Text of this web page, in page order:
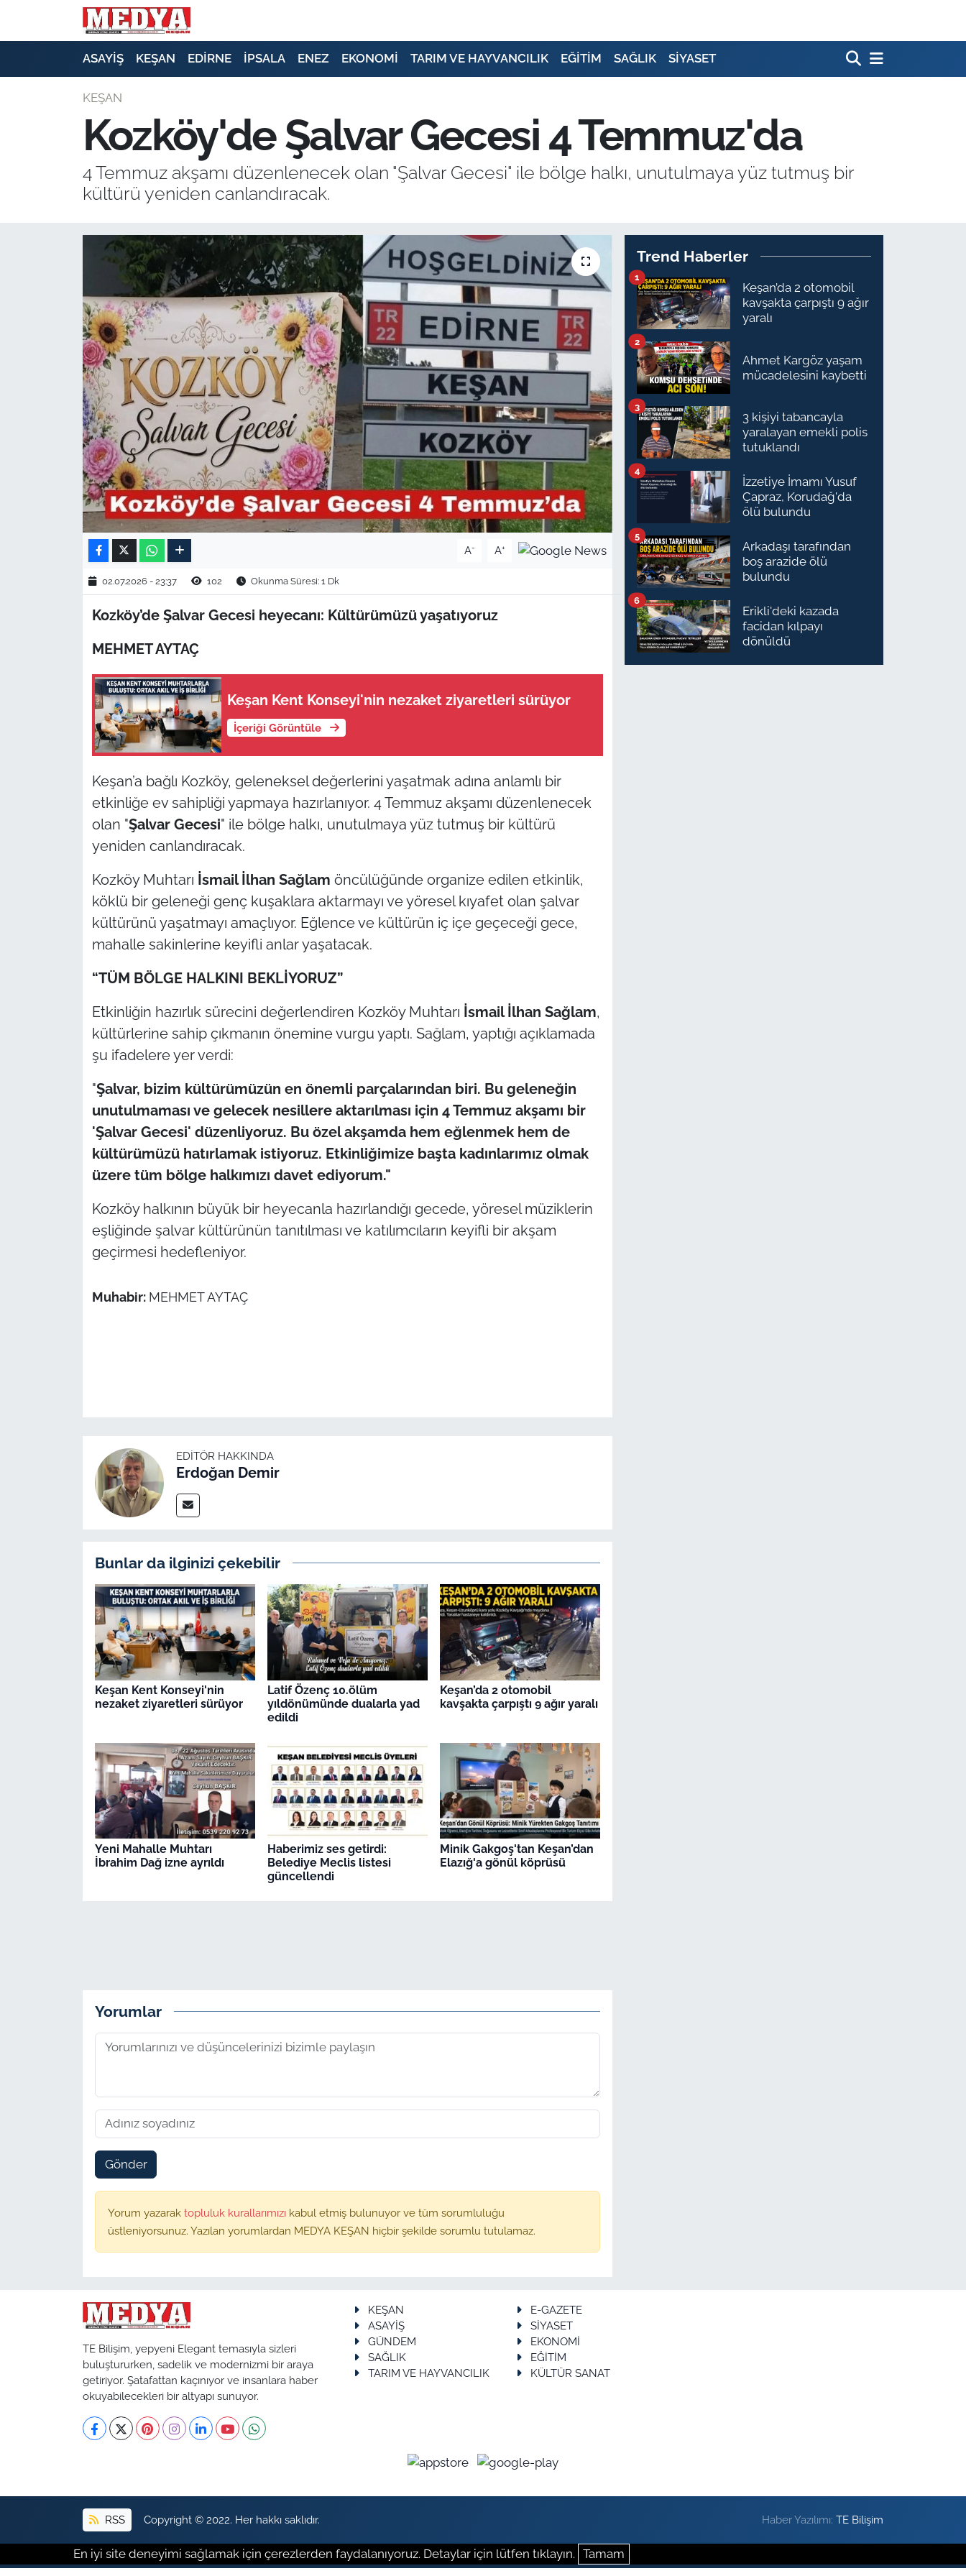
ASAYİŞ KEŞAN EDİRNE İPSALA ENEZ EKONOMİ TARIM VE HAYVANCILIK EĞİTİM SAĞLIK SİYASET
KEŞAN
Kozköy'de Şalvar Gecesi 4 Temmuz'da
4 Temmuz akşamı düzenlenecek olan "Şalvar Gecesi" ile bölge halkı, unutulmaya yüz tutmuş bir
kültürü yeniden canlandıracak.
A- A+
02.07.2026 - 23:37 102 Okunma Süresi: 1 Dk
Kozköy’de Şalvar Gecesi heyecanı: Kültürümüzü yaşatıyoruz
MEHMET AYTAÇ
Keşan Kent Konseyi'nin nezaket ziyaretleri sürüyor
İçeriği Görüntüle
Keşan’a bağlı Kozköy, geleneksel değerlerini yaşatmak adına anlamlı bir
etkinliğe ev sahipliği yapmaya hazırlanıyor. 4 Temmuz akşamı düzenlenecek
olan "Şalvar Gecesi" ile bölge halkı, unutulmaya yüz tutmuş bir kültürü
yeniden canlandıracak.
Kozköy Muhtarı İsmail İlhan Sağlam öncülüğünde organize edilen etkinlik,
köklü bir geleneği genç kuşaklara aktarmayı ve yöresel kıyafet olan şalvar
kültürünü yaşatmayı amaçlıyor. Eğlence ve kültürün iç içe geçeceği gece,
mahalle sakinlerine keyifli anlar yaşatacak.
“TÜM BÖLGE HALKINI BEKLİYORUZ”
Etkinliğin hazırlık sürecini değerlendiren Kozköy Muhtarı İsmail İlhan Sağlam,
kültürlerine sahip çıkmanın önemine vurgu yaptı. Sağlam, yaptığı açıklamada
şu ifadelere yer verdi:
"Şalvar, bizim kültürümüzün en önemli parçalarından biri. Bu geleneğin
unutulmaması ve gelecek nesillere aktarılması için 4 Temmuz akşamı bir
'Şalvar Gecesi' düzenliyoruz. Bu özel akşamda hem eğlenmek hem de
kültürümüzü hatırlamak istiyoruz. Etkinliğimize başta kadınlarımız olmak
üzere tüm bölge halkımızı davet ediyorum."
Kozköy halkının büyük bir heyecanla hazırlandığı gecede, yöresel müziklerin
eşliğinde şalvar kültürünün tanıtılması ve katılımcıların keyifli bir akşam
geçirmesi hedefleniyor.
Muhabir: MEHMET AYTAÇ
EDITÖR HAKKINDA
Erdoğan Demir
Bunlar da ilginizi çekebilir
Keşan Kent Konseyi'nin
nezaket ziyaretleri sürüyor
Latif Özenç 10.ölüm
yıldönümünde dualarla yad
edildi
Keşan’da 2 otomobil
kavşakta çarpıştı 9 ağır yaralı
Yeni Mahalle Muhtarı
İbrahim Dağ izne ayrıldı
Haberimiz ses getirdi:
Belediye Meclis listesi
güncellendi
Minik Gakgoş'tan Keşan’dan
Elazığ'a gönül köprüsü
Yorumlar
Gönder
Yorum yazarak topluluk kurallarımızı kabul etmiş bulunuyor ve tüm sorumluluğu
üstleniyorsunuz. Yazılan yorumlardan MEDYA KEŞAN hiçbir şekilde sorumlu tutulamaz.
Trend Haberler
Keşan’da 2 otomobil
kavşakta çarpıştı 9 ağır
yaralı
1
Ahmet Kargöz yaşam
mücadelesini kaybetti
2
3 kişiyi tabancayla
yaralayan emekli polis
tutuklandı
3
İzzetiye İmamı Yusuf
Çapraz, Korudağ'da
ölü bulundu
4
Arkadaşı tarafından
boş arazide ölü
bulundu
5
Erikli'deki kazada
facidan kılpayı
dönüldü
6
TE Bilişim, yepyeni Elegant temasıyla sizleri
buluştururken, sadelik ve modernizmi bir araya
getiriyor. Şatafattan kaçınıyor ve insanlara haber
okuyabilecekleri bir altyapı sunuyor.
KEŞAN
E-GAZETE
ASAYİŞ
SİYASET
GÜNDEM
EKONOMİ
SAĞLIK
EĞİTİM
TARIM VE HAYVANCILIK
KÜLTÜR SANAT
RSS Copyright © 2022. Her hakkı saklıdır. Haber Yazılımı:TE Bilişim
En iyi site deneyimi sağlamak için çerezlerden faydalanıyoruz. Detaylar için lütfen tıklayın. Tamam
E-GAZETE
GÜNDEM
EKONOMİ
EĞİTİM
TARIM VE HAYVANCILIK
KÜLTÜR SANAT
RESMİ İLAN
EDİRNE
ÇANAKKALE
TÜRKİYE
Dış Haberler
İş Dünyası
Bilim Teknoloji
Canlı Maç